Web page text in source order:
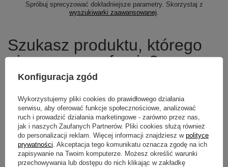
Spróbuj sprecyzować dokładniejsze parametry. Skorzystaj z
wyszukiwarki zaawansowanej.
Szukasz produktu, którego
nie mamy w ofercie?
Jeśli nie znalazłeś w naszej ofercie produktu, a chciałbyś kupić go w
przesłać nam opis szukanego przedmiotu. Aby móc to zrobić musisz
byćzalogowany.
Newsletter
Konfiguracja zgód
Wykorzystujemy pliki cookies do prawidłowego działania
serwisu, aby oferować funkcje społecznościowe, analizować
ruch i prowadzić działania marketingowe - zarówno przez nas,
jak i naszych Zaufanych Partnerów. Pliki cookies służą również
do personalizacji reklam. Więcej informacji znajdziesz w polityce
prywatności . Akceptacja tego komunikatu oznacza zgodę na ich
zapisywanie na Twoim komputerze. Możesz określić warunki
przechowywania lub dostępu do nich klikając w zakładkę